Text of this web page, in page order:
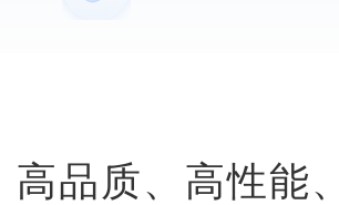
高品质、高性能